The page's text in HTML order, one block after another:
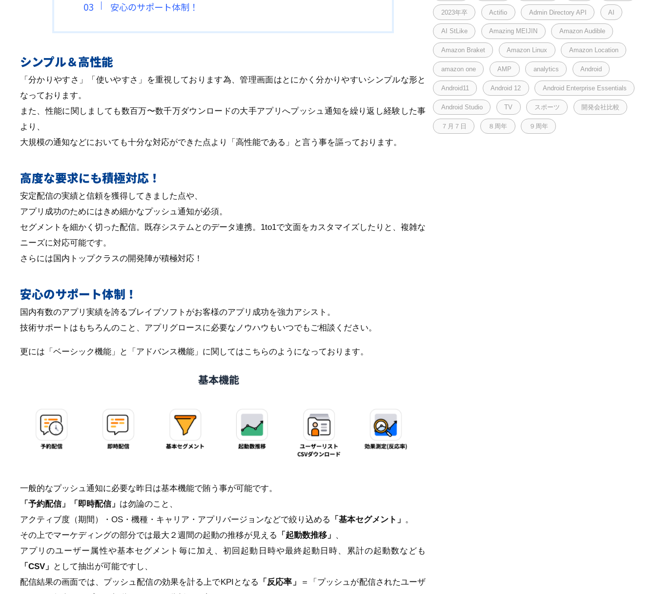
安心のサポート体制！
シンプル＆高性能
「分かりやすさ」「使いやすさ」を重視しております為、管理画面はとにかく分かりやすいシンプルな形と
なっております。
また、性能に関しましても数百万〜数千万ダウンロードの大手アプリへプッシュ通知を繰り返し経験した事
より、
大規模の通知などにおいても十分な対応ができた点より「高性能である」と言う事を謳っております。
高度な要求にも積極対応！
安定配信の実績と信頼を獲得してきました点や、
アプリ成功のためにはきめ細かなプッシュ通知が必須。
セグメントを細かく切った配信。既存システムとのデータ連携。1to1で文面をカスタマイズしたりと、複雑な
ニーズに対応可能です。
さらには国内トップクラスの開発陣が積極対応！
安心のサポート体制！
国内有数のアプリ実績を誇るブレイブソフトがお客様のアプリ成功を強力アシスト。
技術サポートはもちろんのこと、アプリグロースに必要なノウハウもいつでもご相談ください。
更には「ベーシック機能」と「アドバンス機能」に関してはこちらのようになっております。
一般的なプッシュ通知に必要な昨日は基本機能で賄う事が可能です。
「予約配信」「即時配信」 は勿論のこと、
アクティブ度（期間）・OS・機種・キャリア・アプリバージョンなどで絞り込める 「基本セグメント」 。
その上でマーケディングの部分では最大２週間の起動の推移が見える 「起動数推移」 、
アプリのユーザー属性や基本セグメント毎に加え、初回起動日時や最終起動日時、累計の起動数なども
「CSV」
として抽出が可能ですし、
配信結果の画面では、プッシュ配信の効果を計る上でKPIとなる
「反応率」
＝「プッシュが配信されたユーザ
2023年卒 Actifio Admin Directory API AI
AI StLike Amazing MEIJIN Amazon Audible
Amazon Braket Amazon Linux Amazon Location
amazon one AMP analytics Android
Android11 Android 12 Android Enterprise Essentials
Android Studio TV スポーツ 開発会社比較
７月７日 ８周年 ９周年